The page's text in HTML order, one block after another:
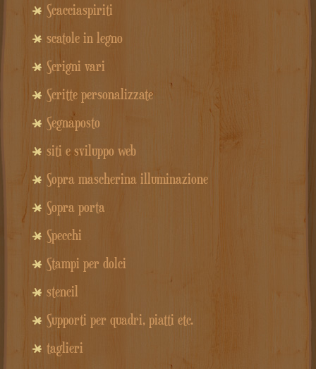
Scacciaspiriti
scatole in legno
Scrigni vari
Scritte personalizzate
Segnaposto
siti e sviluppo web
Sopra mascherina illuminazione
Sopra porta
Specchi
Stampi per dolci
stencil
Supporti per quadri, piatti etc.
taglieri